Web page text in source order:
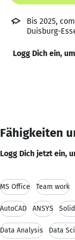
Bis 2025,
Duisburg-
Logg Dich ein,
Fähigkeiten
Logg Dich jetzt ein,
MS Office Team work
AutoCAD ANSYS
Data Analysis Data